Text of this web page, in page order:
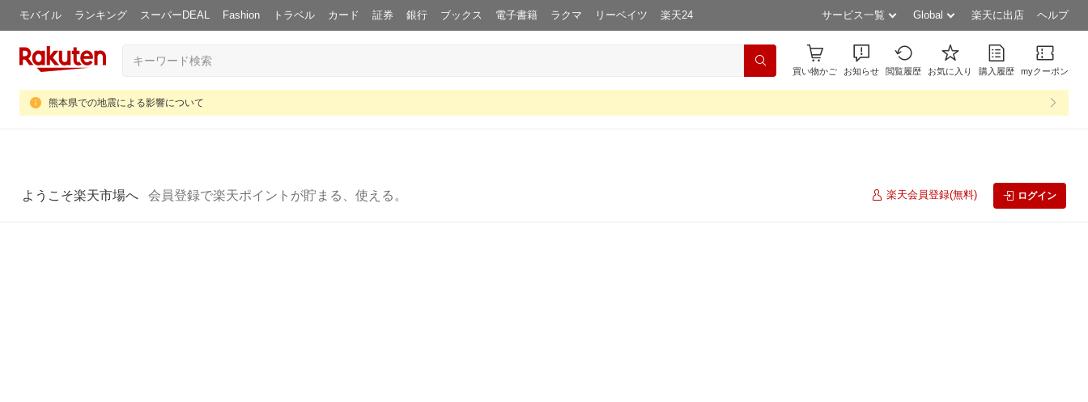
モバイル ランキング スーパーDEAL Fashion トラベル カード 証券 銀行 ブックス 電子書籍 ラクマ リーベイツ 楽天24 サービス一覧 Global 楽天に出店 ヘルプ
買い物かご お知らせ 閲覧履歴 お気に入り 購入履歴 myクーポン
熊本県での地震による影響について
ようこそ楽天市場へ 会員登録で楽天ポイントが貯まる、使える。 楽天会員登録(無料) ログイン